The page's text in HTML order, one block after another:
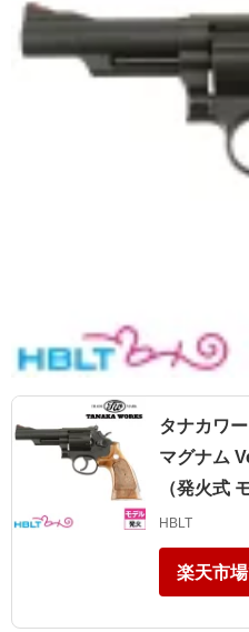
タナカワ
マグナム
（発火式
HBLT
楽天市